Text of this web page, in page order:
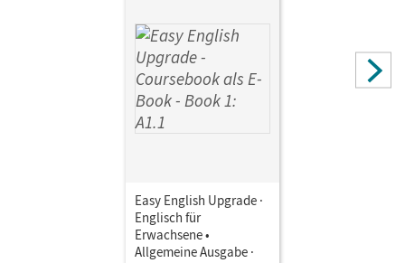
Easy English Upgrade ·
Englisch für
Erwachsene •
Allgemeine Ausgabe ·